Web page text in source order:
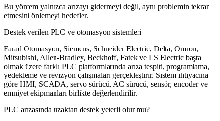
Bu yöntem yalnızca arızayı gidermeyi değil, aynı problemin tekrar
etmesini önlemeyi hedefler.
Destek verilen PLC ve otomasyon sistemleri
Farad Otomasyon; Siemens, Schneider Electric, Delta, Omron,
Mitsubishi, Allen-Bradley, Beckhoff, Fatek ve LS Electric başta
olmak üzere farklı PLC platformlarında arıza tespiti, programlama,
yedekleme ve revizyon çalışmaları gerçekleştirir. Sistem ihtiyacına
göre HMI, SCADA, servo sürücü, AC sürücü, sensör, encoder ve
emniyet ekipmanları birlikte değerlendirilir.
PLC arızasında uzaktan destek yeterli olur mu?